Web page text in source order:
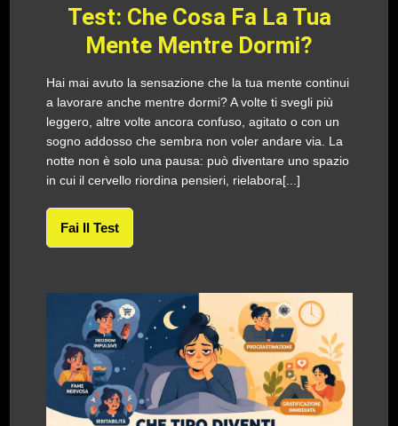
Test: Che Cosa Fa La Tua
Mente Mentre Dormi?
Hai mai avuto la sensazione che la tua mente continui
a lavorare anche mentre dormi? A volte ti svegli più
leggero, altre volte ancora confuso, agitato o con un
sogno addosso che sembra non voler andare via. La
notte non è solo una pausa: può diventare uno spazio
in cui il cervello riordina pensieri, rielabora[...]
Fai Il Test